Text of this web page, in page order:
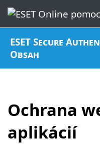
ESET Secure
Obsah
Ochrana
aplikácií